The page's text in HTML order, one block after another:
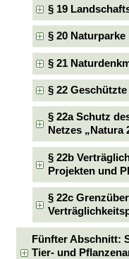
§ 19
§ 20 Naturparke
§ 21
§ 22
§ 22a Schutz
Netzes „Natura
§ 22b
Projekten und
§ 22c
Fünfter Abschnitt:
Tier- und